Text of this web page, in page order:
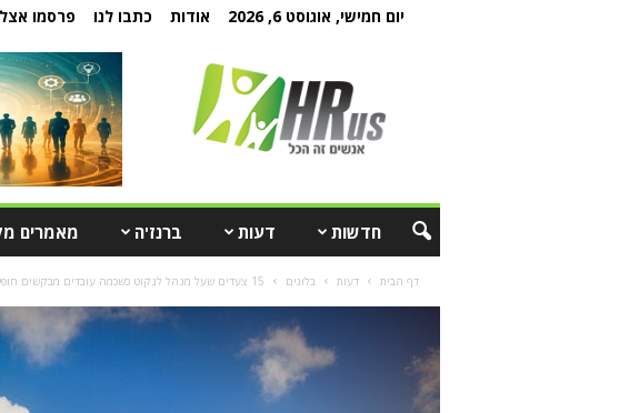
יום חמישי, אוגוסט 6, 2026 אודות כתבו לנו פרסמו
חדשות דעות ברנז'ה מאמרים
דף הבית דעות בלוגים 15 צעדים שעל מנהל לנקוט כשכמה עובדים מבקשים חופשה באותם תאריכים